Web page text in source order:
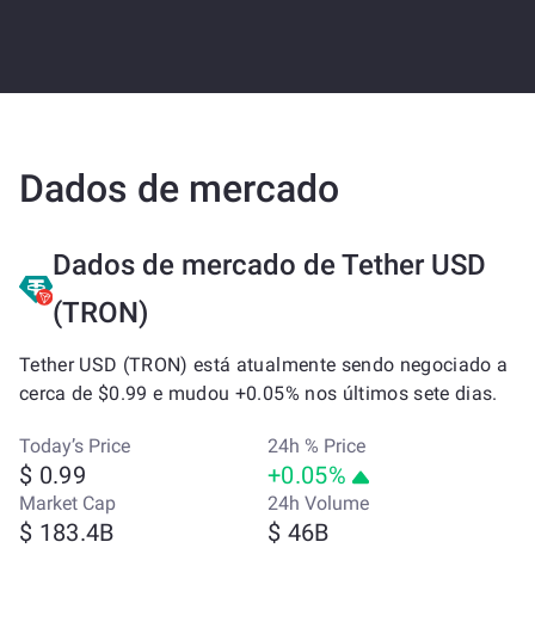
Dados de mercado
Dados de mercado de Tether USD
(TRON)
Tether USD (TRON) está atualmente sendo negociado a
cerca de $0.99 e mudou +0.05% nos últimos sete dias.
Today’s Price
$ 0.99
24h % Price
+0.05%
Market Cap
$ 183.4B
24h Volume
$ 46B